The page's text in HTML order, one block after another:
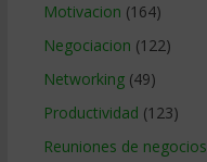
Motivacion (164)
Negociacion (122)
Networking(49)
Productividad (123)
Reuniones de negocios